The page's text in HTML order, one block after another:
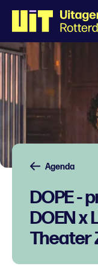
Agenda
DOPE -
DOEN x
Theater